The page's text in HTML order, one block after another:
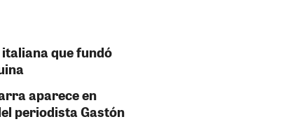
que fundó
aparece en
periodista Gastón